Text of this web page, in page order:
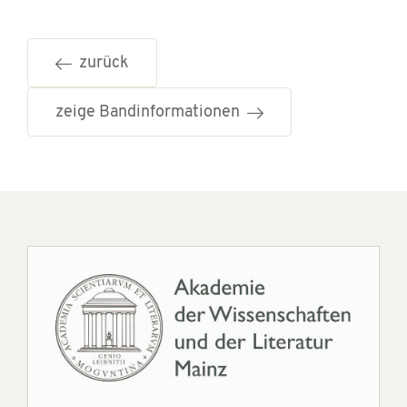
zurück
zeige Bandinformationen